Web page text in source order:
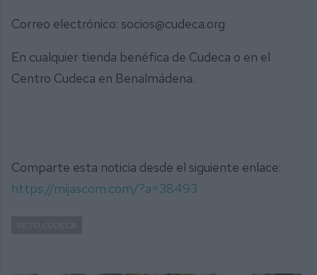
Correo electrónico: socios@cudeca.org
En cualquier tienda benéfica de Cudeca o en el
Centro Cudeca en Benalmádena.
Comparte esta noticia desde el siguiente enlace:
https://mijascom.com/?a=38493